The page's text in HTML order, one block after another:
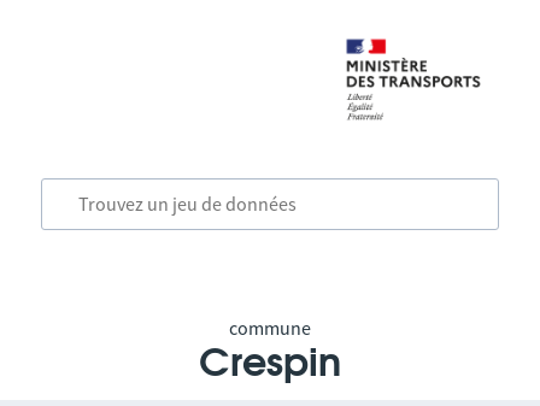
commune
Crespin